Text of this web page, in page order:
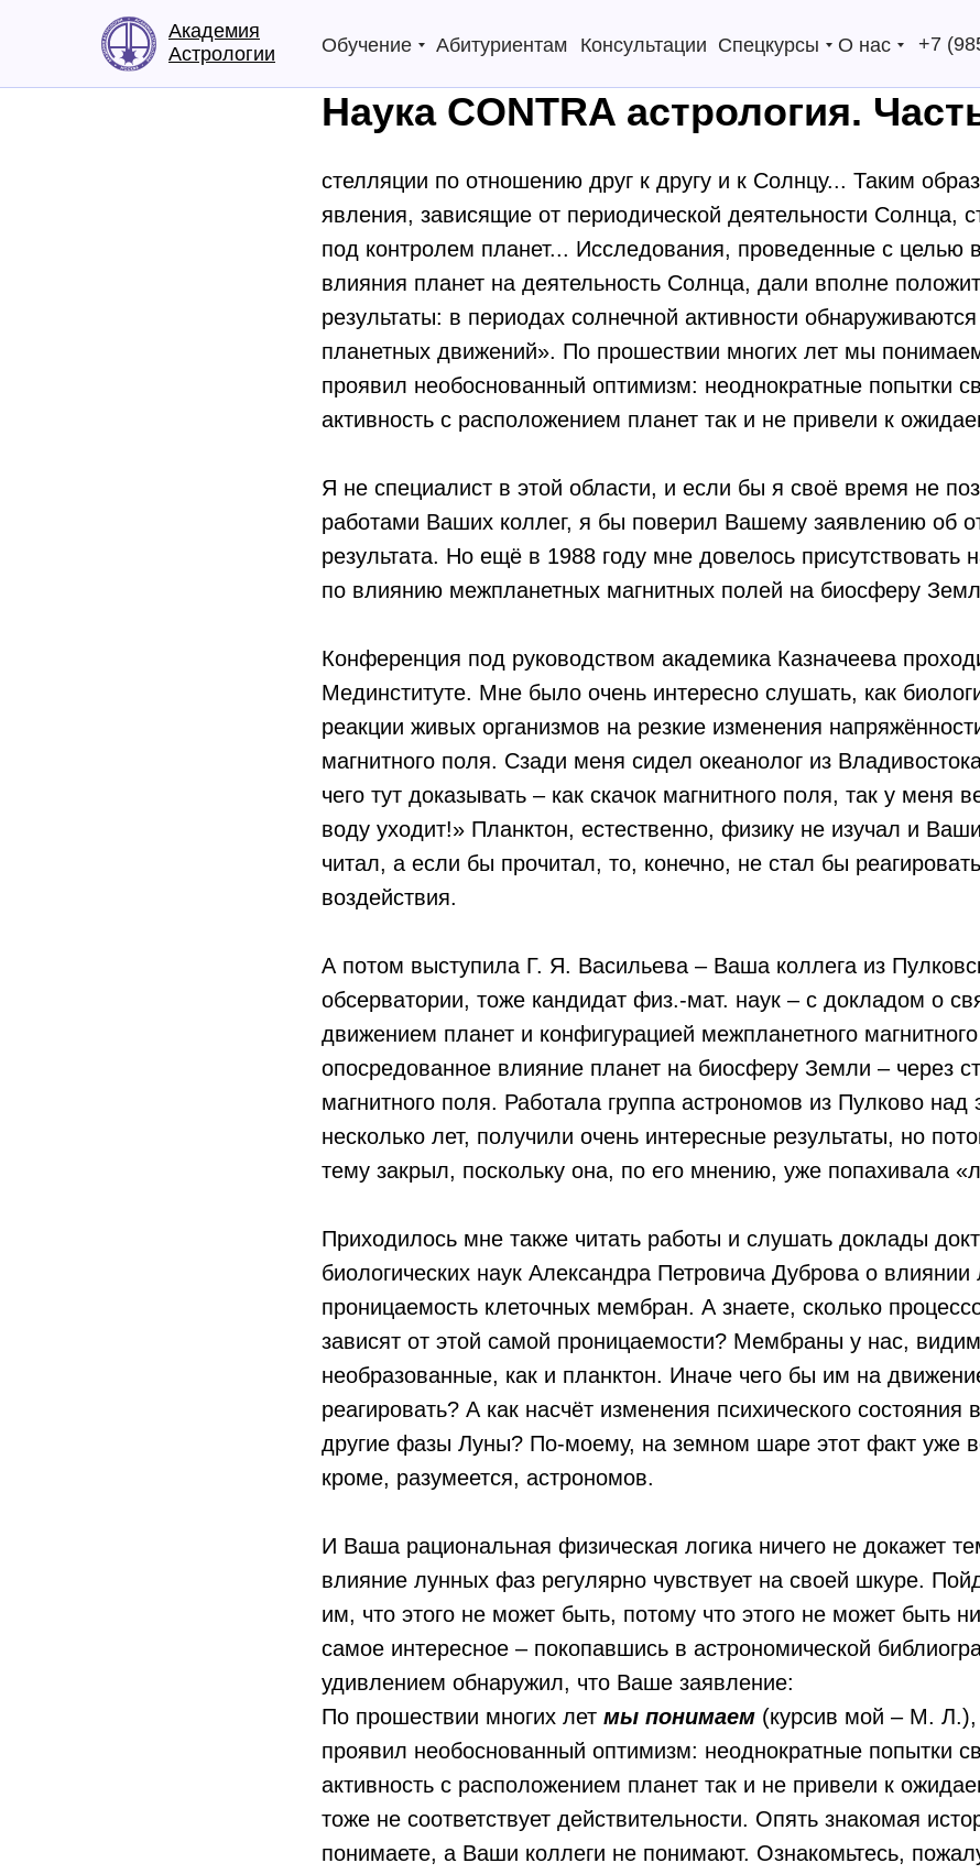
Обучение Спецкурсы О нас +7
Академия
Астрологии
Консультации
Абитуриентам
Наука CONTRA астрология.
стелляции по отношению друг к другу и к Солнцу... Таким
явления, зависящие от периодической деятельности Солнца,
под контролем планет... Исследования, проведенные с целью
влияния планет на деятельность Солнца, дали вполне
результаты: в периодах солнечной активности
планетных движений». По прошествии многих лет мы
проявил необоснованный оптимизм: неоднократные попытки
активность с расположением планет так и не привели к
Я не специалист в этой области, и если бы я своё время не
работами Ваших коллег, я бы поверил Вашему заявлению об
результата. Но ещё в 1988 году мне довелось присутствовать
по влиянию межпланетных магнитных полей на биосферу
Конференция под руководством академика Казначеева
Мединституте. Мне было очень интересно слушать, как
реакции живых организмов на резкие изменения
магнитного поля. Сзади меня сидел океанолог из
чего тут доказывать – как скачок магнитного поля, так у меня
воду уходит!» Планктон, естественно, физику не изучал и
читал, а если бы прочитал, то, конечно, не стал бы
воздействия.
А потом выступила Г. Я. Васильева – Ваша коллега из
обсерватории, тоже кандидат физ.-мат. наук – с докладом о
движением планет и конфигурацией межпланетного
опосредованное влияние планет на биосферу Земли – через
магнитного поля. Работала группа астрономов из Пулково над
несколько лет, получили очень интересные результаты, но
тему закрыл, поскольку она, по его мнению, уже попахивала
Приходилось мне также читать работы и слушать доклады
биологических наук Александра Петровича Дуброва о
проницаемость клеточных мембран. А знаете, сколько
зависят от этой самой проницаемости? Мембраны у нас,
необразованные, как и планктон. Иначе чего бы им на
реагировать? А как насчёт изменения психического состояния
другие фазы Луны? По-моему, на земном шаре этот факт уже
кроме, разумеется, астрономов.
И Ваша рациональная физическая логика ничего не докажет
влияние лунных фаз регулярно чувствует на своей шкуре.
им, что этого не может быть, потому что этого не может быть
самое интересное – покопавшись в астрономической
удивлением обнаружил, что Ваше заявление:
По прошествии многих лет мы понимаем (курсив мой – М. Л.),
проявил необоснованный оптимизм: неоднократные попытки
активность с расположением планет так и не привели к
тоже не соответствует действительности. Опять знакомая
понимаете, а Ваши коллеги не понимают. Ознакомьтесь,